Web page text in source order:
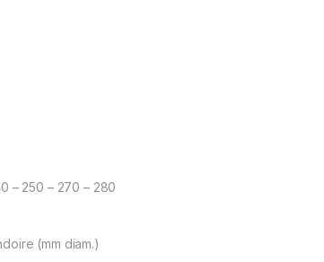
– 250 – 270 – 280
(mm diam.)